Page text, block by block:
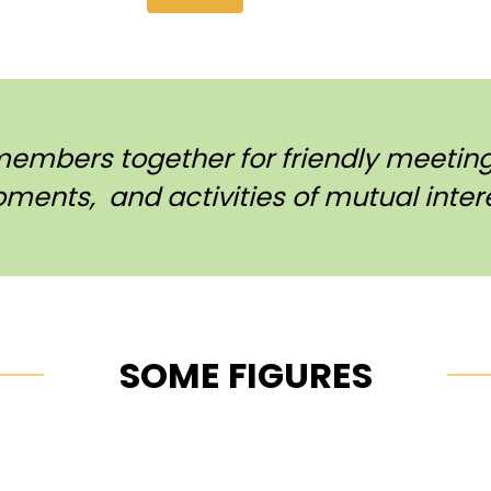
together for friendly
and activities of mutual
SOME FIGURES